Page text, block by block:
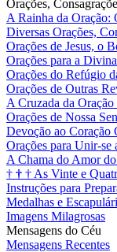
Orações,
A Rainha da Oração:
Diversas Orações,
Orações de Jesus, o
Orações para a
Orações do Refúgio
Orações de Outras
A Cruzada da Oração
Orações de Nossa
Devoção ao Coração
Orações para Unir-se
A Chama do Amor
† † † As Vinte e
Instruções para
Medalhas e
Imagens Milagrosas
Mensagens do Céu
Mensagens Recentes